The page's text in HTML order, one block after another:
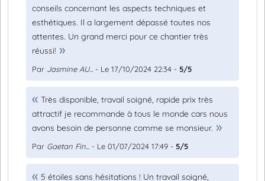
conseils concernant les aspects techniques et
esthétiques. Il a largement dépassé toutes nos
attentes. Un grand merci pour ce chantier très
réussi!
Par Jasmine AU... - Le 17/10/2024 22:34 - 5/5
Très disponible, travail soigné, rapide prix très
attractif je recommande à tous le monde cars nous
avons besoin de personne comme se monsieur.
Par Gaetan Fin... - Le 01/07/2024 17:49 - 5/5
5 étoiles sans hésitations ! Un travail soigné,